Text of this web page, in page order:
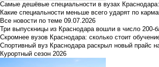
Самые дешёвые специальности в вузах
Какие специальности меньше всего ударят по
Все новости по теме 09.07.2026
Три выпускницы из Краснодара вошли в число 200-
Скромнее вузов Краснодара: сколько стоит
Спортивный вуз Краснодара раскрыл новый прайс
Курортный сезон 2026